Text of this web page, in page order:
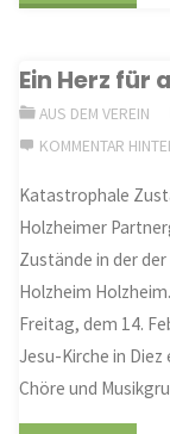
für
Ein Herz für
AUS DEM VEREIN
KOMMENTAR
Katastrophale
Holzheimer
Zustände in der
Holzheim
Freitag, dem 14.
Jesu-Kirche in
Chöre und